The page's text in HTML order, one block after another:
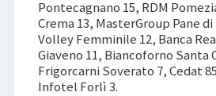
Pontecagnano 15, RDM
Crema 13, MasterGroup Pane
Volley Femminile 12, Banca
Giaveno 11, Biancoforno Santa
Frigorcarni Soverato 7, Cedat
Infotel Forlì 3.